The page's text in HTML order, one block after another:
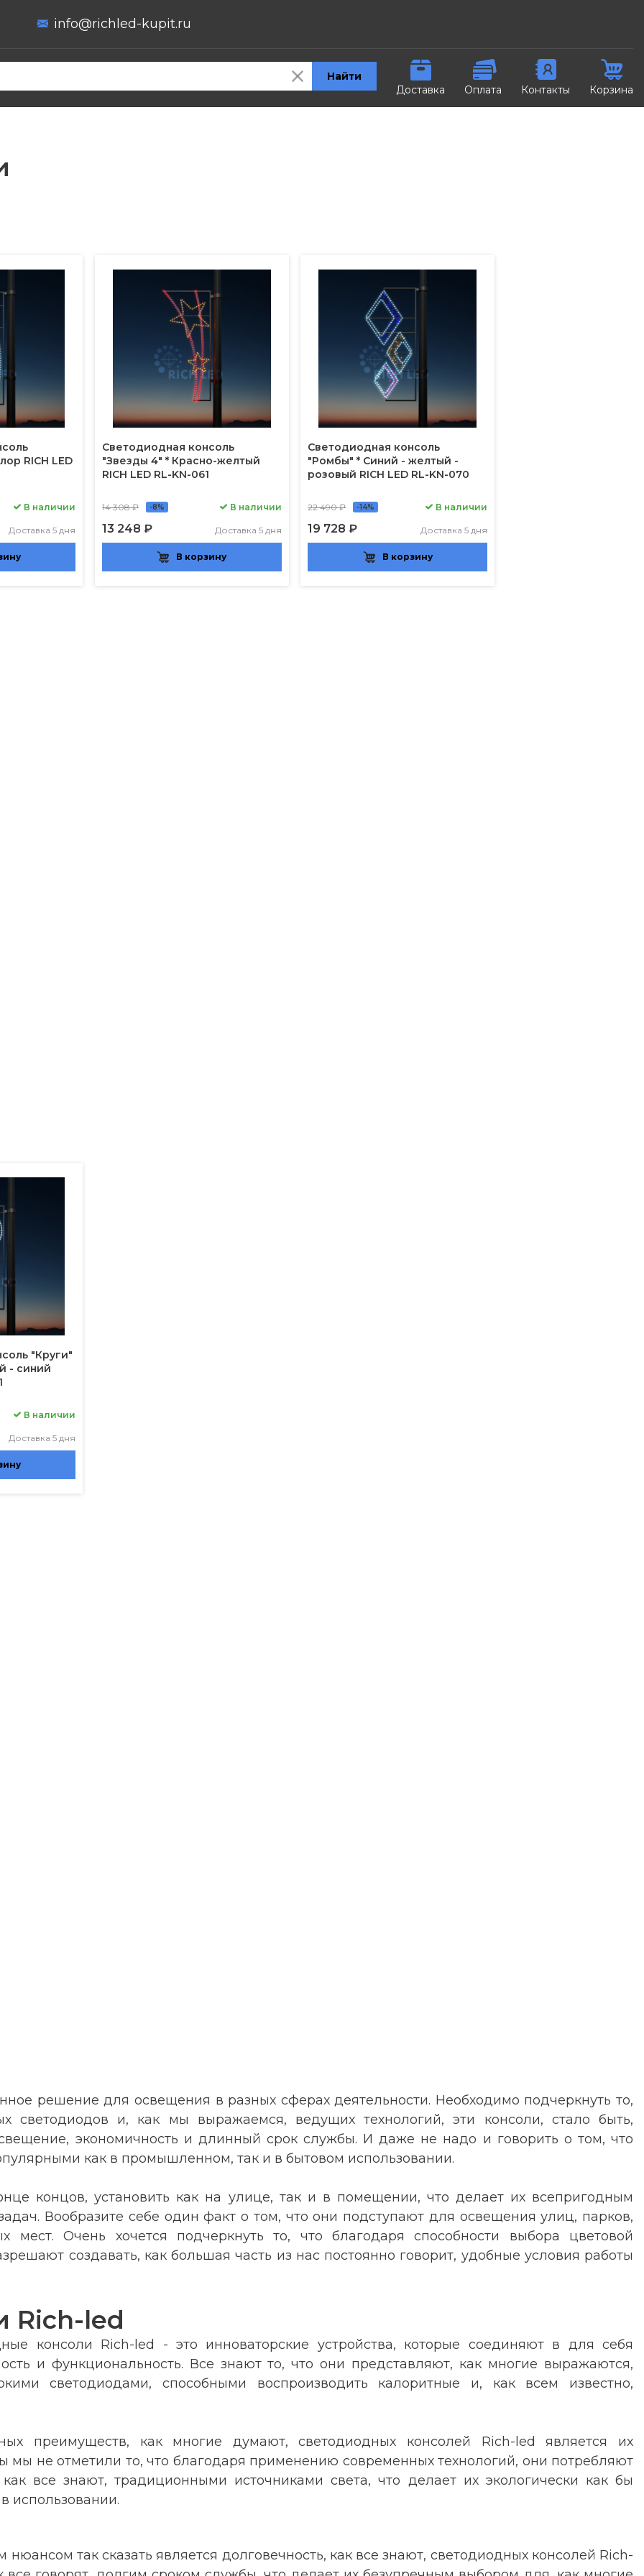
info@richled-kupit.ru
Найти
Доставка
Оплата Контакты Корзина
RICH LED
В наличии
Доставка 5 дня
Светодиодная консоль
"Звезды 4" * Красно-желтый
RICH LED RL-KN-061
14 308 ₽ -8%
13 248 ₽
В наличии
Доставка 5 дня
В корзину
Светодиодная консоль
"Ромбы" * Синий - желтый -
розовый RICH LED RL-KN-070
22 490 ₽ -14%
19 728 ₽
В наличии
Доставка 5 дня
В корзину
"Круги"
- синий
В наличии
Доставка 5 дня
решение для освещения в разных сферах деятельности. Необходимо подчеркнуть то,
светодиодов и, как мы выражаемся, ведущих технологий, эти консоли, стало быть,
экономичность и длинный срок службы. И даже не надо и говорить о том, что
как в промышленном, так и в бытовом использовании.
концов, установить как на улице, так и в помещении, что делает их всепригодным
Вообразите себе один факт о том, что они подступают для освещения улиц, парков,
мест. Очень хочется подчеркнуть то, что благодаря способности выбора цветовой
создавать, как большая часть из нас постоянно говорит, удобные условия работы
Rich-led
консоли Rich-led - это инноваторские устройства, которые соединяют в для себя
и функциональность. Все знают то, что они представляют, как многие выражаются,
светодиодами, способными воспроизводить калоритные и, как всем известно,
преимуществ, как многие думают, светодиодных консолей Rich-led является их
мы не отметили то, что благодаря применению современных технологий, они потребляют
все знают, традиционными источниками света, что делает их экологически как бы
использовании.
так сказать является долговечность, как все знают, светодиодных консолей Rich-